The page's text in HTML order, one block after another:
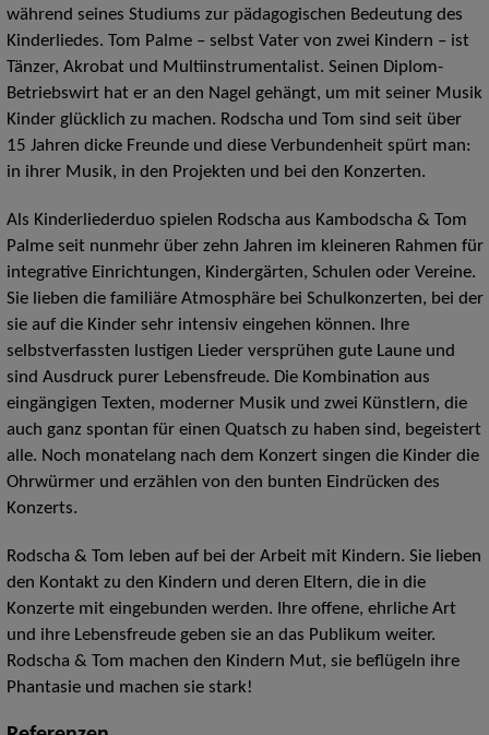
während seines Studiums zur pädagogischen Bedeutung des
Kinderliedes. Tom Palme – selbst Vater von zwei Kindern – ist
Tänzer, Akrobat und Multiinstrumentalist. Seinen Diplom-
Betriebswirt hat er an den Nagel gehängt, um mit seiner Musik
Kinder glücklich zu machen. Rodscha und Tom sind seit über
15 Jahren dicke Freunde und diese Verbundenheit spürt man:
in ihrer Musik, in den Projekten und bei den Konzerten.
Als Kinderliederduo spielen Rodscha aus Kambodscha & Tom
Palme seit nunmehr über zehn Jahren im kleineren Rahmen für
integrative Einrichtungen, Kindergärten, Schulen oder Vereine.
Sie lieben die familiäre Atmosphäre bei Schulkonzerten, bei der
sie auf die Kinder sehr intensiv eingehen können. Ihre
selbstverfassten lustigen Lieder versprühen gute Laune und
sind Ausdruck purer Lebensfreude. Die Kombination aus
eingängigen Texten, moderner Musik und zwei Künstlern, die
auch ganz spontan für einen Quatsch zu haben sind, begeistert
alle. Noch monatelang nach dem Konzert singen die Kinder die
Ohrwürmer und erzählen von den bunten Eindrücken des
Konzerts.
Rodscha & Tom leben auf bei der Arbeit mit Kindern. Sie lieben
den Kontakt zu den Kindern und deren Eltern, die in die
Konzerte mit eingebunden werden. Ihre offene, ehrliche Art
und ihre Lebensfreude geben sie an das Publikum weiter.
Rodscha & Tom machen den Kindern Mut, sie beflügeln ihre
Phantasie und machen sie stark!